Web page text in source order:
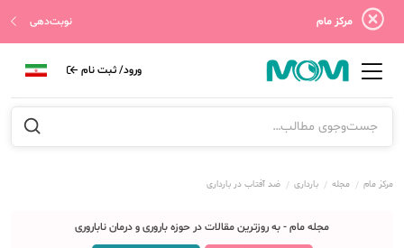
مرکز مام نوبت‌دهی
ورود/ ثبت نام
مرکز مام مجله بارداری ضد آفتاب در بارداری
مجله مام - به روزترین مقالات در حوزه باروری و درمان ناباروری